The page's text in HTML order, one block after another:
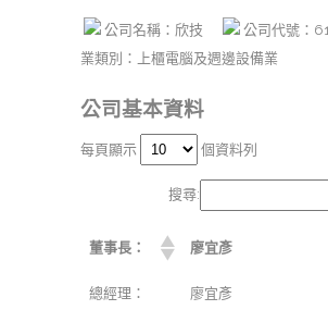
公司名稱：欣技 公司代號：
業類別：上櫃電腦及週邊設備業
公司基本資料
每頁顯示 個資料列
搜尋:
董事長： 廖宜彥
總經理： 廖宜彥